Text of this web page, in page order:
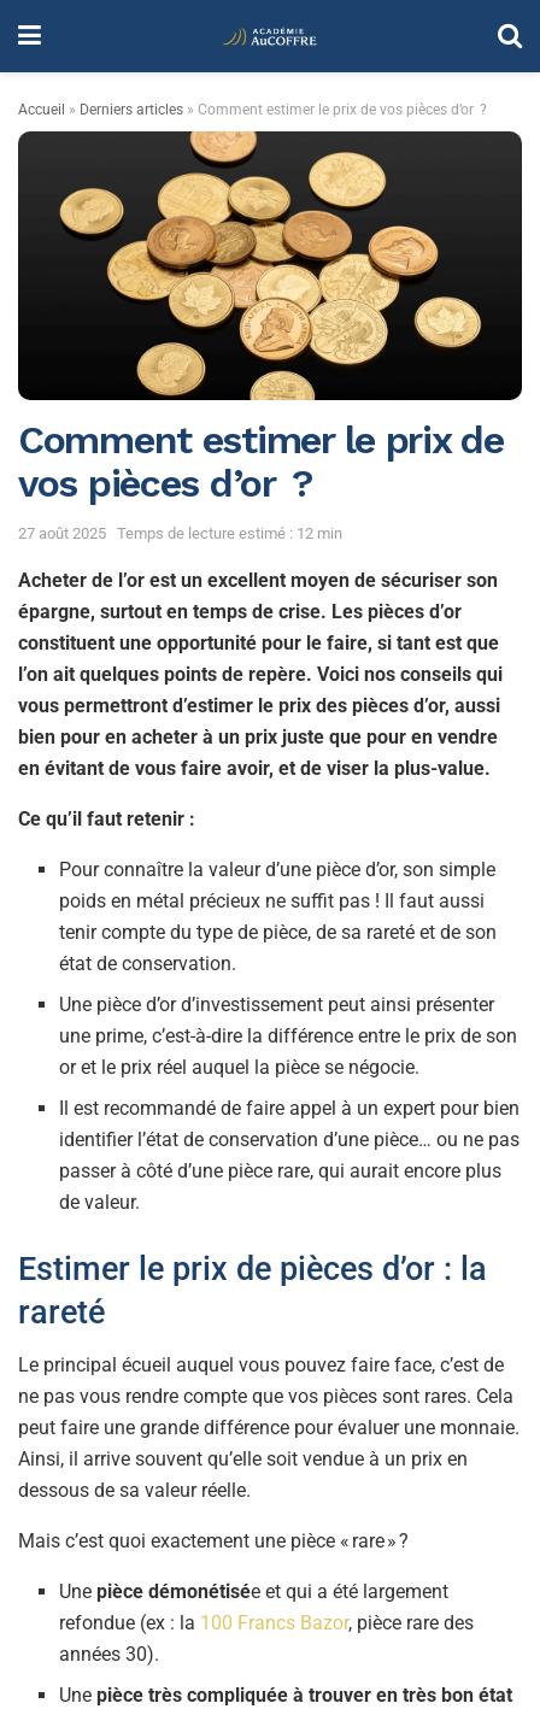
Accueil » Derniers articles » Comment estimer le prix de vos pièces d’or ?
Comment estimer le prix de
vos pièces d’or ?
27 août 2025 Temps de lecture estimé : 12 min
Acheter de l’or est un excellent moyen de sécuriser son
épargne, surtout en temps de crise. Les pièces d’or
constituent une opportunité pour le faire, si tant est que
l’on ait quelques points de repère. Voici nos conseils qui
vous permettront d’estimer le prix des pièces d’or, aussi
bien pour en acheter à un prix juste que pour en vendre
en évitant de vous faire avoir, et de viser la plus-value.
Ce qu’il faut retenir :
Pour connaître la valeur d’une pièce d’or, son simple
poids en métal précieux ne suffit pas ! Il faut aussi
tenir compte du type de pièce, de sa rareté et de son
état de conservation.
Une pièce d’or d’investissement peut ainsi présenter
une prime, c’est-à-dire la différence entre le prix de son
or et le prix réel auquel la pièce se négocie.
Il est recommandé de faire appel à un expert pour bien
identifier l’état de conservation d’une pièce… ou ne pas
passer à côté d’une pièce rare, qui aurait encore plus
de valeur.
Estimer le prix de pièces d’or : la
rareté
Le principal écueil auquel vous pouvez faire face, c’est de
ne pas vous rendre compte que vos pièces sont rares. Cela
peut faire une grande différence pour évaluer une monnaie.
Ainsi, il arrive souvent qu’elle soit vendue à un prix en
dessous de sa valeur réelle.
Mais c’est quoi exactement une pièce « rare » ?
Unepièce démonétisée et qui a été largement
refondue (ex : la 100 Francs Bazor, pièce rare des
années 30).
Unepièce très compliquée à trouver en très bon état